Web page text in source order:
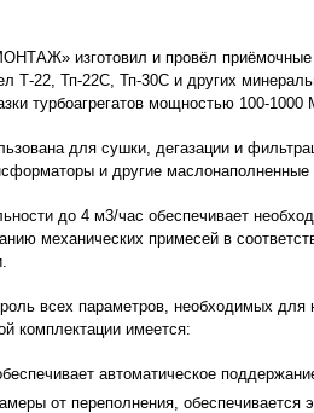
изготовил и провёл приёмочные
Т-22, Тп-22С, Тп-30С и других
турбоагрегатов мощностью 100-1000
для сушки, дегазации и
и другие маслонаполненные
до 4 м3/час обеспечивает
механических примесей в
всех параметров, необходимых
комплектации имеется:
автоматическое
от переполнения, обеспечивается